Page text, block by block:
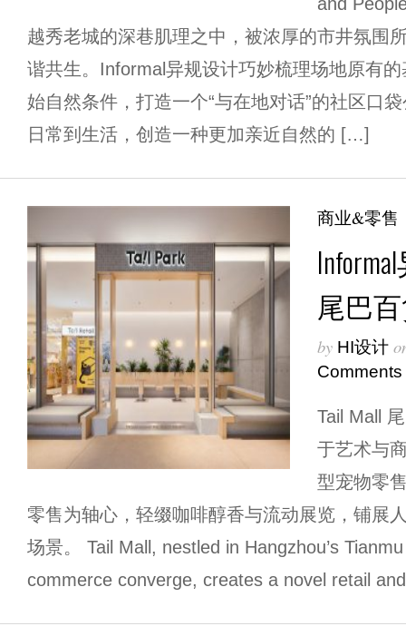
越秀老城的深巷肌理之中，被浓厚的市井氛围
谐共生。Informal异规设计巧妙梳理场地原有
始自然条件，打造一个“与在地对话”的社区口
日常到生活，创造一种更加亲近自然的 […]
商业&零售
尾巴
by HI设计
Comments
Tail Mall
于艺术与
型宠物零
零售为轴心，轻缀咖啡醇香与流动展览，铺展
场景。 Tail Mall, nestled in Hangzhou’s
commerce converge, creates a novel retail